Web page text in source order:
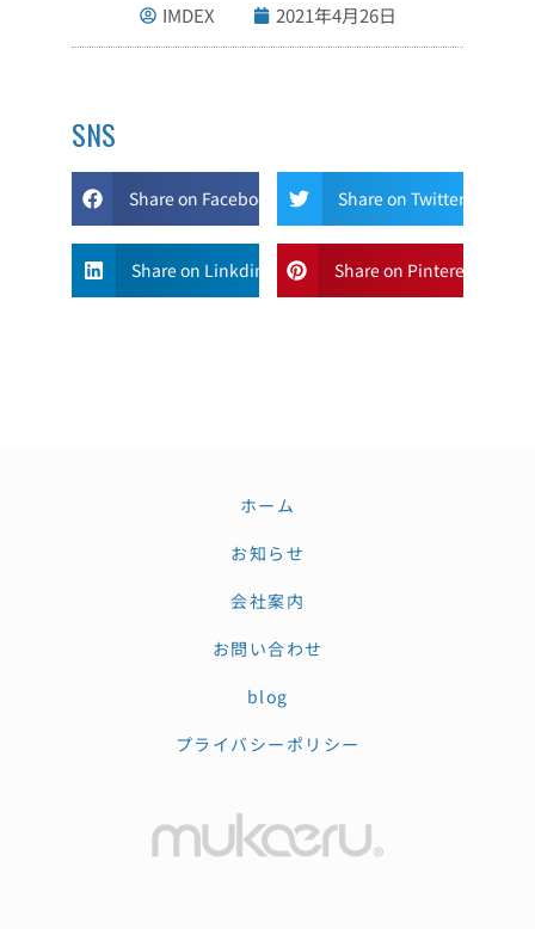
IMDEX 2021年4月26日
SNS
Share on Facebook Share on Twitter
Share on Linkdin Share on Pinterest
ホーム
お知らせ
会社案内
お問い合わせ
blog
プライバシーポリシー